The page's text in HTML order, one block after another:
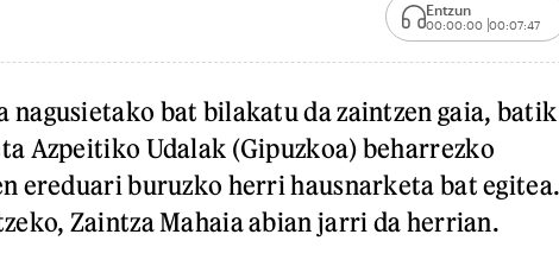
Entzun
00:00:00 00:07:47
nagusietako bat bilakatu da zaintzen gaia, batik
Azpeitiko Udalak (Gipuzkoa) beharrezko
ereduari buruzko herri hausnarketa bat
Zaintza Mahaia abian jarri da herrian.